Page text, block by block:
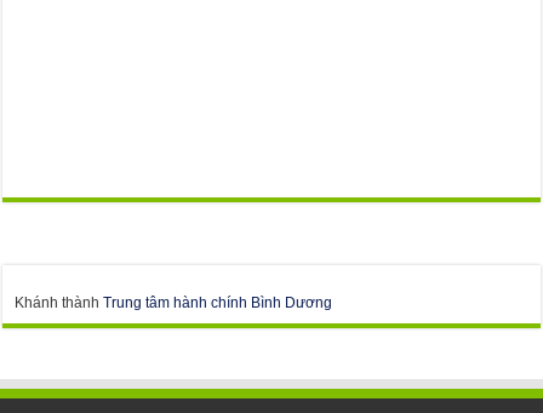
Khánh thànhTrung tâm hành chính Bình Dương